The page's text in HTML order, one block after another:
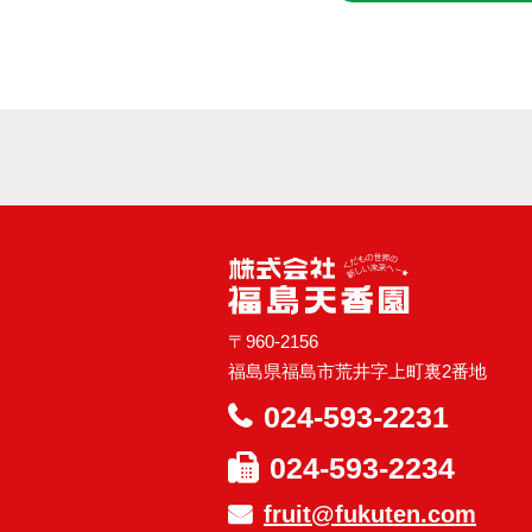
〒960-2156
福島県福島市荒井字上町裏2番地
024-593-2231
024-593-2234
fruit@fukuten.com